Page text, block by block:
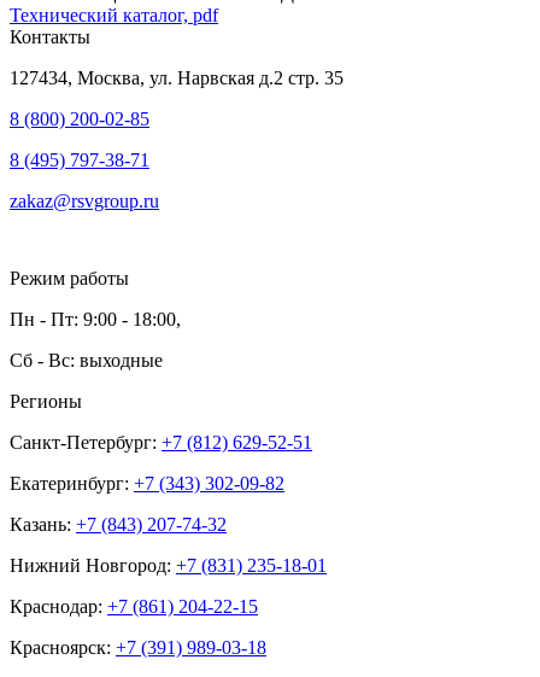
Технический каталог, pdf
Контакты
127434, Москва, ул. Нарвская д.2 стр. 35
8 (800) 200-02-85
8 (495) 797-38-71
zakaz@rsvgroup.ru
Режим работы
Пн - Пт: 9:00 - 18:00,
Сб - Вс: выходные
Регионы
Санкт-Петербург: +7 (812) 629-52-51
Екатеринбург: +7 (343) 302-09-82
Казань: +7 (843) 207-74-32
Нижний Новгород: +7 (831) 235-18-01
Краснодар: +7 (861) 204-22-15
Красноярск: +7 (391) 989-03-18